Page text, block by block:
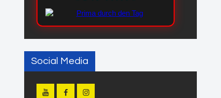
Social Media